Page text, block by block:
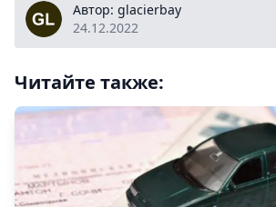
glacierbayАвтор: glacierbay
24.12.2022
Читайте также: